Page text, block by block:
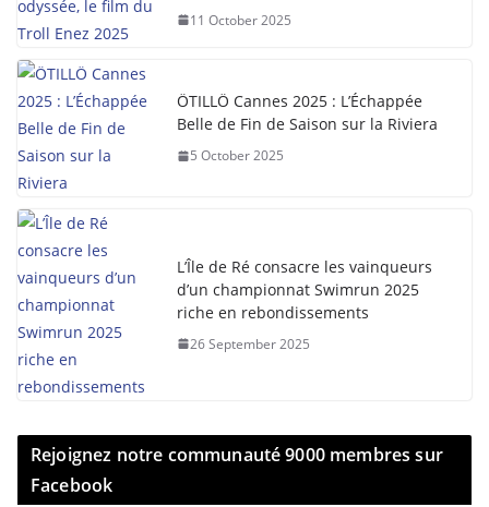
11 October 2025
ÖTILLÖ Cannes 2025 : L’Échappée
Belle de Fin de Saison sur la Riviera
5 October 2025
L’Île de Ré consacre les vainqueurs
d’un championnat Swimrun 2025
riche en rebondissements
26 September 2025
Rejoignez notre communauté 9000 membres sur
Facebook